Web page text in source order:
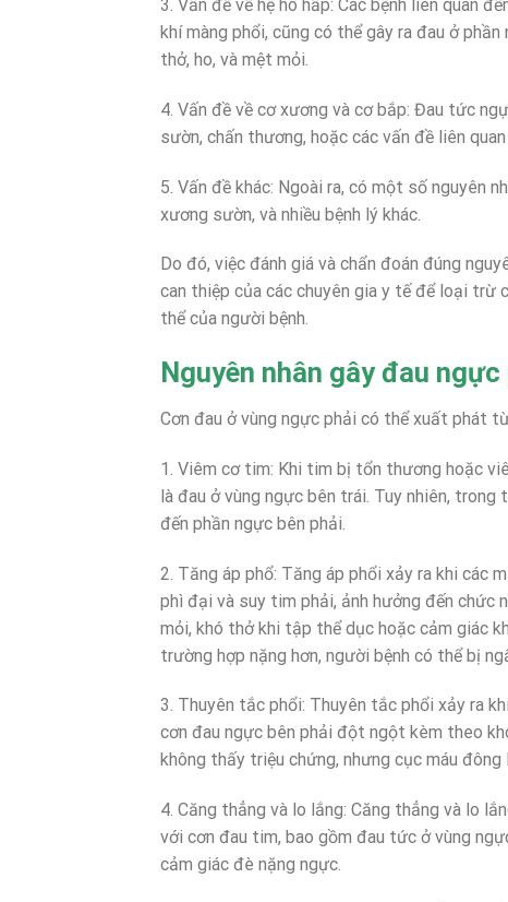
3. Vấn đề về hệ hô hấp: Các bệnh liên quan
khí màng phổi, cũng có thể gây ra đau ở
thở, ho, và mệt mỏi.
4. Vấn đề về cơ xương và cơ bắp: Đau tức
sườn, chấn thương, hoặc các vấn đề liên
5. Vấn đề khác: Ngoài ra, có một số nguyên
xương sườn, và nhiều bệnh lý khác.
Do đó, việc đánh giá và chẩn đoán đúng
can thiệp của các chuyên gia y tế để loại trừ
thể của người bệnh.
Nguyên nhân gây đau ngực
Cơn đau ở vùng ngực phải có thể xuất phát
1. Viêm cơ tim: Khi tim bị tổn thương hoặc
là đau ở vùng ngực bên trái. Tuy nhiên,
đến phần ngực bên phải.
2. Tăng áp phổ: Tăng áp phổi xảy ra khi các
phì đại và suy tim phải, ảnh hưởng đến chức
mỏi, khó thở khi tập thể dục hoặc cảm giác
trường hợp nặng hơn, người bệnh có thể bị
3. Thuyên tắc phổi: Thuyên tắc phổi xảy ra
cơn đau ngực bên phải đột ngột kèm theo
không thấy triệu chứng, nhưng cục máu
4. Căng thẳng và lo lắng: Căng thẳng và lo
với cơn đau tim, bao gồm đau tức ở vùng
cảm giác đè nặng ngực.